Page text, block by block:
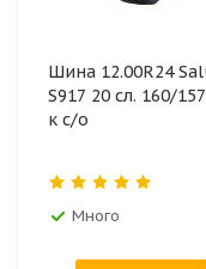
Шина 12.00R24
S917 20 сл. 160/
к с/о
Много